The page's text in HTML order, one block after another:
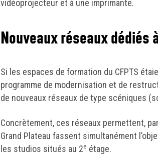
vidéoprojecteur et à une imprimante.
Nouveaux réseaux dédiés
Si les espaces de formation du CFPTS
programme de modernisation et de
de nouveaux réseaux de type scéniques
Concrètement, ces réseaux permettent,
Grand Plateau fassent simultanément
les studios situés au 2e étage.